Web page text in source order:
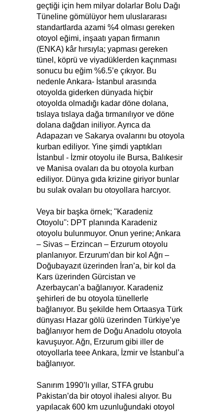
geçtiği için hem milyar dolarlar Bolu Dağı
Tüneline gömülüyor hem uluslararası
standartlarda azami %4 olması gereken
otoyol eğimi, inşaatı yapan firmanın
(ENKA) kâr hırsıyla; yapması gereken
tünel, köprü ve viyadüklerden kaçınması
sonucu bu eğim %6.5’e çıkıyor. Bu
nedenle Ankara- İstanbul arasında
otoyolda giderken dünyada hiçbir
otoyolda olmadığı kadar döne dolana,
tıslaya tıslaya dağa tırmanılıyor ve döne
dolana dağdan iniliyor. Ayrıca da
Adapazarı ve Sakarya ovalarını bu otoyola
kurban ediliyor. Yine şimdi yaptıkları
İstanbul - İzmir otoyolu ile Bursa, Balıkesir
ve Manisa ovaları da bu otoyola kurban
ediliyor. Dünya gıda krizine giriyor bunlar
bu sulak ovaları bu otoyollara harcıyor.
Veya bir başka örnek; ''Karadeniz
Otoyolu'': DPT planında Karadeniz
otoyolu bulunmuyor. Onun yerine; Ankara
– Sivas – Erzincan – Erzurum otoyolu
planlanıyor. Erzurum’dan bir kol Ağrı –
Doğubayazıt üzerinden İran’a, bir kol da
Kars üzerinden Gürcistan ve
Azerbaycan’a bağlanıyor. Karadeniz
şehirleri de bu otoyola tünellerle
bağlanıyor. Bu şekilde hem Ortaasya Türk
dünyası Hazar gölü üzerinden Türkiye’ye
bağlanıyor hem de Doğu Anadolu otoyola
kavuşuyor. Ağrı, Erzurum gibi iller de
otoyollarla teee Ankara, İzmir ve İstanbul’a
bağlanıyor.
Sanırım 1990’lı yıllar, STFA grubu
Pakistan’da bir otoyol ihalesi alıyor. Bu
yapılacak 600 km uzunluğundaki otoyol